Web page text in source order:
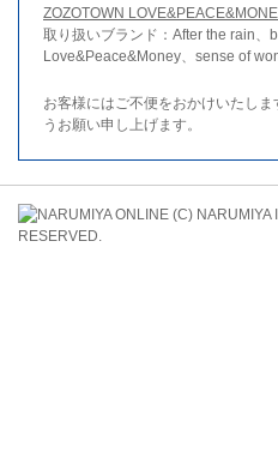
ZOZOTOWN
取り扱いブランド：After the rain、
Love&Peace&Money、sense of
お客様にはご不便をおかけいたし
うお願い申し上げます。